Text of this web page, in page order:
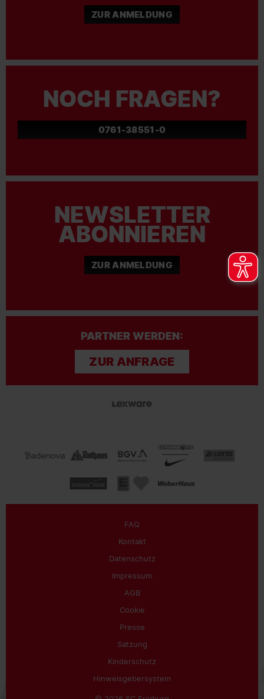
ZUR ANMELDUNG
NOCH FRAGEN?
0761-38551-0
NEWSLETTER
ABONNIEREN
ZUR ANMELDUNG
PARTNER WERDEN:
ZUR ANFRAGE
FAQ
Kontakt
Datenschutz
Impressum
AGB
Cookie
Presse
Satzung
Kinderschutz
Hinweisgebersystem